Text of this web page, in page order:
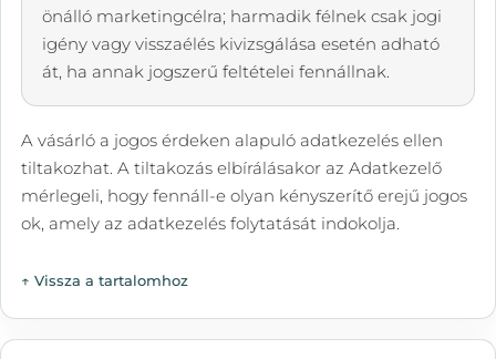
önálló marketingcélra; harmadik félnek csak jogi
igény vagy visszaélés kivizsgálása esetén adható
át, ha annak jogszerű feltételei fennállnak.
A vásárló a jogos érdeken alapuló adatkezelés ellen
tiltakozhat. A tiltakozás elbírálásakor az Adatkezelő
mérlegeli, hogy fennáll-e olyan kényszerítő erejű jogos
ok, amely az adatkezelés folytatását indokolja.
↑ Vissza a tartalomhoz